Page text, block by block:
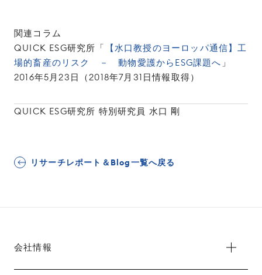
関連コラム
QUICK ESG研究所「
【水口教授のヨーロッパ通信】工
場的畜産のリスク － 動物愛護からESG課題へ 」
2016年5月23日（2018年7月31日情報取得）
QUICK ESG研究所 特別研究員 水口 剛
リサーチレポート＆Blog一覧へ戻る
会社情報